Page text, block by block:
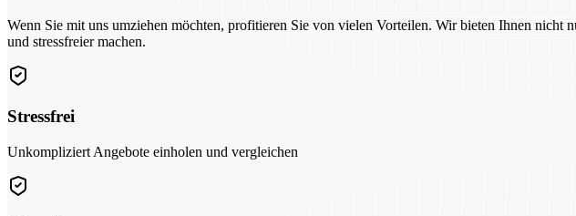
Wenn Sie mit uns umziehen möchten, profitieren Sie von vielen Vorteilen. Wir bieten Ihnen
und stressfreier machen.
Stressfrei
Unkompliziert Angebote einholen und vergleichen